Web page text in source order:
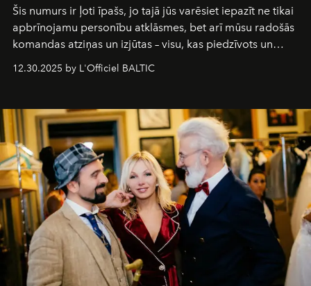
Šis numurs ir ļoti īpašs, jo tajā jūs varēsiet iepazīt ne tikai
apbrīnojamu personību atklāsmes, bet arī mūsu radošās
komandas atziņas un izjūtas – visu, kas piedzīvots un
pārdzīvots šo gandrīz 20 gadu laikā, veidojot žurnālu.
Šajā brīdī mums svarīgi pateikties visiem, kas bija kopā
sākums. Ar vissirsnīgākajiem laba vēlējumiem jūsu
L’Officiel Baltic
komanda.
12.30.2025 by L'Officiel BALTIC